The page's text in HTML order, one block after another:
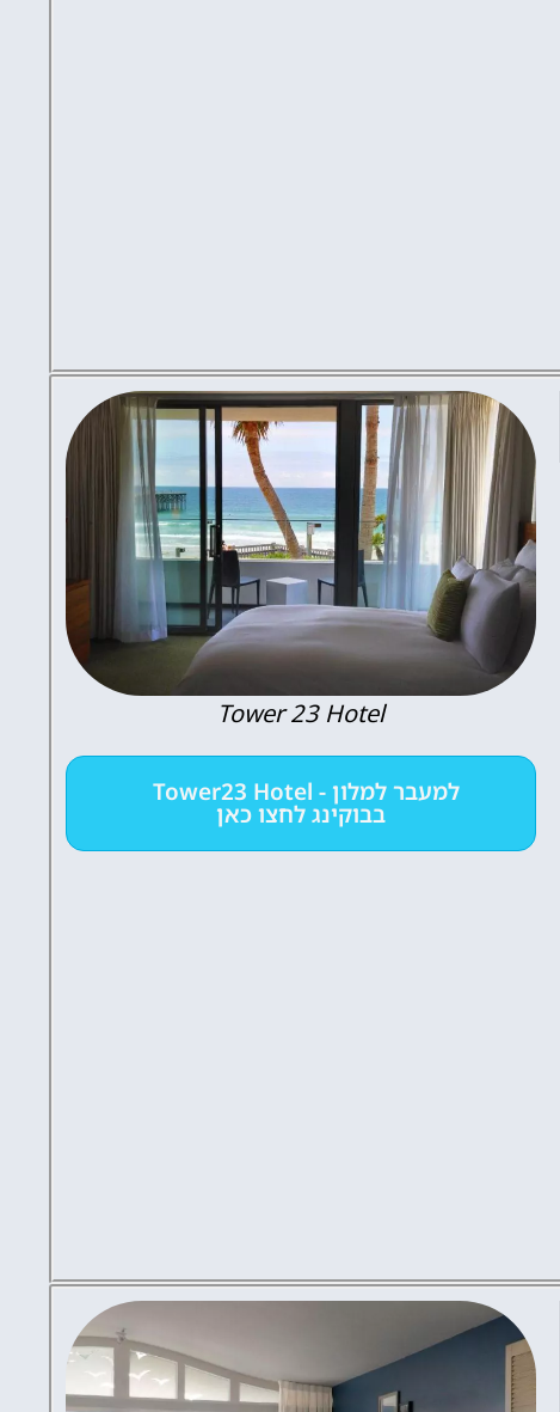
Tower 23 Hotel
למעבר למלון - Tower23 Hotel
בבוקינג לחצו כאן